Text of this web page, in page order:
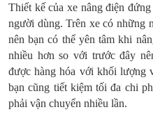
Thiết kế của xe nâng điện
người dùng. Trên xe có những
nên bạn có thể yên tâm khi
nhiều hơn so với trước đây
được hàng hóa với khối lượng
bạn cũng tiết kiệm tối đa chi
phải vận chuyển nhiều lần.